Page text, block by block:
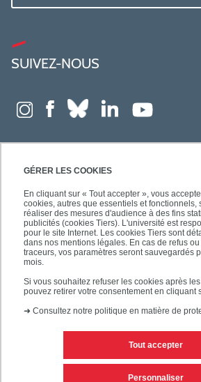
GÉRER LES COOKIES
En cliquant sur « Tout accepter », vous
cookies, autres que essentiels et fonctionnels,
réaliser des mesures d'audience à des fins
publicités (cookies Tiers). L'université est
pour le site Internet. Les cookies Tiers sont
dans nos mentions légales. En cas de refus
traceurs, vos paramètres seront sauvegardés
mois.
Si vous souhaitez refuser les cookies après
pouvez retirer votre consentement en cliquant
➜ Consultez notre politique en matière de
Tout accepter
Personnaliser
SUIVEZ-NOUS
Mentions légales